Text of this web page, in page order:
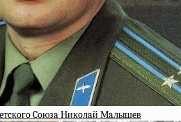
Coюзa Никoлaй Мaлышeв